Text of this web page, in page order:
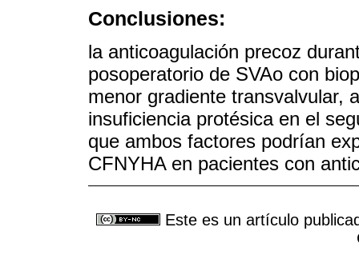
Conclusiones:
la anticoagulación precoz
posoperatorio de SVAo con
menor gradiente transvalvular,
insuficiencia protésica en el
que ambos factores podrían
CFNYHA en pacientes con
Este es un artículo